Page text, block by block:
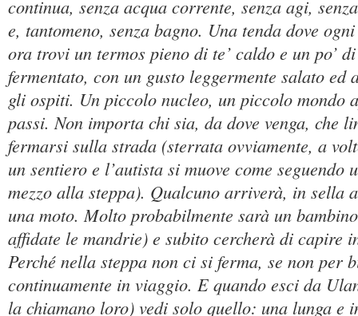
continua, senza acqua corrente, senza agi,
e, tantomeno, senza bagno. Una tenda dove
ora trovi un termos pieno di te’ caldo e un po’
fermentato, con un gusto leggermente salato
gli ospiti. Un piccolo nucleo, un piccolo mondo
passi. Non importa chi sia, da dove venga, che
fermarsi sulla strada (sterrata ovviamente, a
un sentiero e l’autista si muove come
mezzo alla steppa). Qualcuno arriverà, in sella
una moto. Molto probabilmente sarà un
affidate le mandrie) e subito cercherà di capire
Perché nella steppa non ci si ferma, se non per
continuamente in viaggio. E quando esci da
la chiamano loro) vedi solo quello: una lunga e